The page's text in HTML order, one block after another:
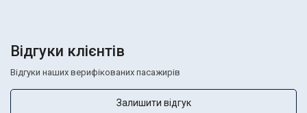
Відгуки клієнтів
Відгуки наших верифікованих пасажирів
Залишити відгук